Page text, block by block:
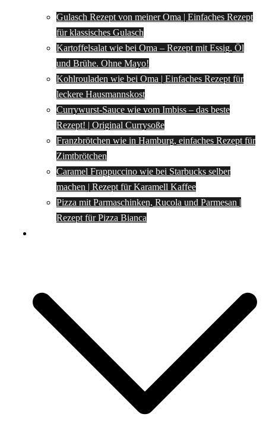
Gulasch Rezept von meiner Oma | Einfaches Rezept
für klassisches Gulasch
Kartoffelsalat wie bei Oma – Rezept mit Essig, Öl
und Brühe. Ohne Mayo!
Kohlrouladen wie bei Oma | Einfaches Rezept für
leckere Hausmannskost
Currywurst-Sauce wie vom Imbiss – das beste
Rezept! | Original Currysoße
Franzbrötchen wie in Hamburg, einfaches Rezept für
Zimtbrötchen
Caramel Frappuccino wie bei Starbucks selber
machen | Rezept für Karamell Kaffee
Pizza mit Parmaschinken, Rucola und Parmesan |
Rezept für Pizza Bianca